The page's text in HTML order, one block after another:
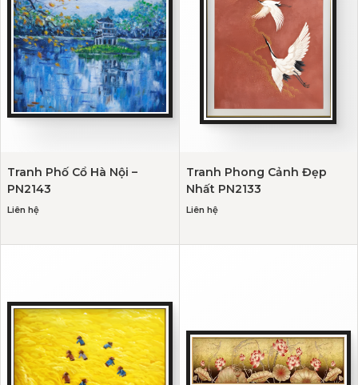
Tranh Phố Cổ Hà Nội –
PN2143
Liên hệ
Tranh Phong Cảnh Đẹp
Nhất PN2133
Liên hệ